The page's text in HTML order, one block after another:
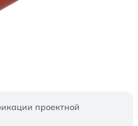
проектной